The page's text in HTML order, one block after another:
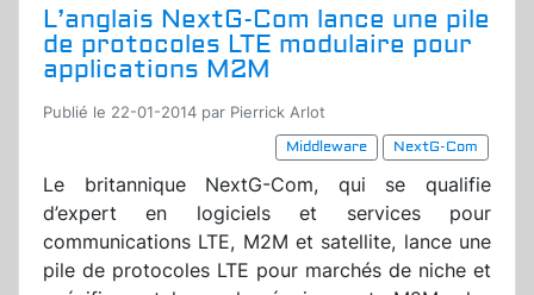
L’anglais NextG-Com lance une pile
de protocoles LTE modulaire pour
applications M2M
Publié le 22-01-2014 par Pierrick Arlot
Middleware
NextG-Com
Le britannique NextG-Com, qui se qualifie
d’expert en logiciels et services pour
communications LTE, M2M et satellite, lance une
pile de protocoles LTE pour marchés de niche et